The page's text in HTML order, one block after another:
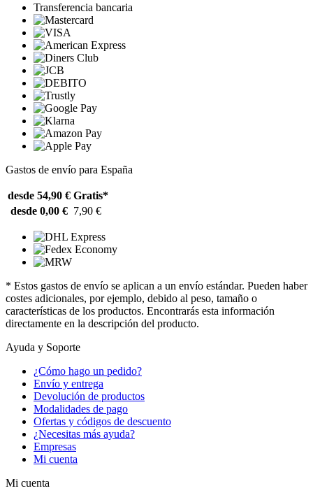
Transferencia bancaria
Gastos de envío para España
desde 54,90 € Gratis*
desde 0,00 € 7,90 €
* Estos gastos de envío se aplican a un envío estándar. Pueden haber
costes adicionales, por ejemplo, debido al peso, tamaño o
características de los productos. Encontrarás esta información
directamente en la descripción del producto.
Ayuda y Soporte
¿Cómo hago un pedido?
Envío y entrega
Devolución de productos
Modalidades de pago
Ofertas y códigos de descuento
¿Necesitas más ayuda?
Empresas
Mi cuenta
Mi cuenta